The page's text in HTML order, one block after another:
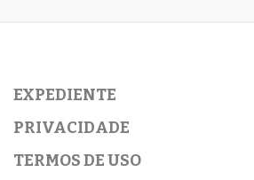
EXPEDIENTE
PRIVACIDADE
TERMOS DE USO